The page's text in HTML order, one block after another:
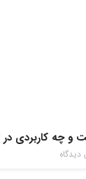
چه کاربردی در